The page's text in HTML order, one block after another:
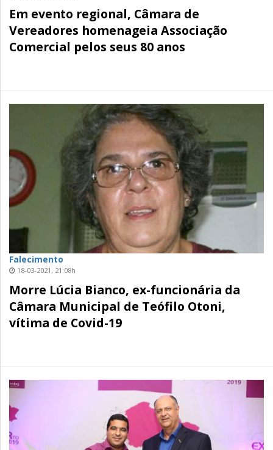
Em evento regional, Câmara de
Vereadores homenageia Associação
Comercial pelos seus 80 anos
Falecimento
18-03-2021, 21:08h
Morre Lúcia Bianco, ex-funcionária da
Câmara Municipal de Teófilo Otoni,
vítima de Covid-19